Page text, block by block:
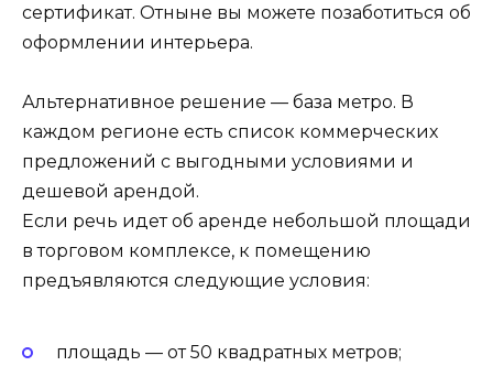
сертификат. Отныне вы можете позаботиться об
оформлении интерьера.
Альтернативное решение — база метро. В
каждом регионе есть список коммерческих
предложений с выгодными условиями и
дешевой арендой.
Если речь идет об аренде небольшой площади
в торговом комплексе, к помещению
предъявляются следующие условия:
площадь — от 50 квадратных метров;